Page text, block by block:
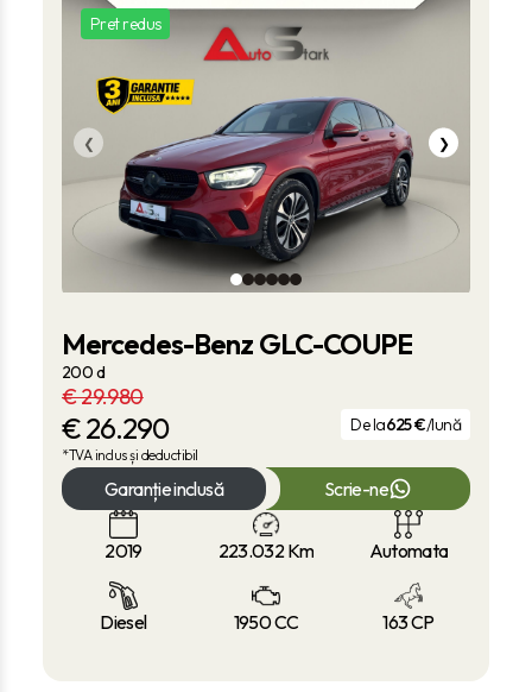
❮ ❯
Pret redus
Mercedes-Benz GLC-COUPE
200 d
€ 29.980
€26.290
*TVA inclus și deductibil
De la625 €/lună
Garanție inclusă Scrie-ne
2019 223.032 Km Automata
Diesel 1950 CC 163 CP